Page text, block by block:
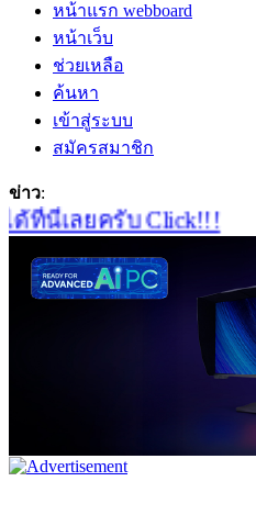
หน้าแรก webboard
หน้าเว็บ
ช่วยเหลือ
ค้นหา
เข้าสู่ระบบ
สมัครสมาชิก
ข่าว:
นี่เลยครับ Click!!!